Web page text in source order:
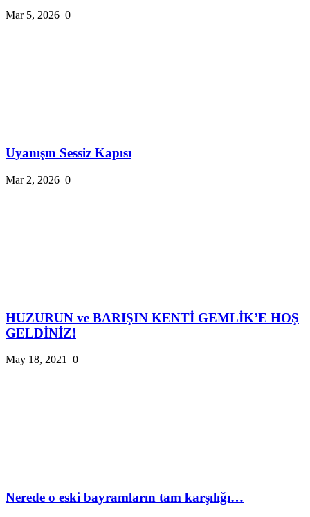
Mar 5, 2026 0
Uyanışın Sessiz Kapısı
Mar 2, 2026 0
HUZURUN ve BARIŞIN KENTİ GEMLİK’E HOŞ
GELDİNİZ!
May 18, 2021 0
Nerede o eski bayramların tam karşılığı…